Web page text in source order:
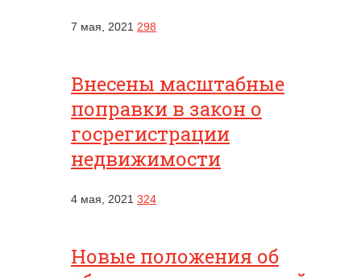
7 мая, 2021 298
Внесены масштабные
поправки в закон о
госрегистрации
недвижимости
4 мая, 2021 324
Новые положения об